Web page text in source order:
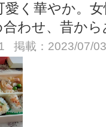
く華やか。
わせ、昔か
掲載：2023/07/